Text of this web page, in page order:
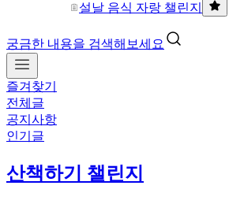
설날 음식 자랑 챌린지
궁금한 내용을 검색해보세요
즐겨찾기
전체글
공지사항
인기글
산책하기 챌린지